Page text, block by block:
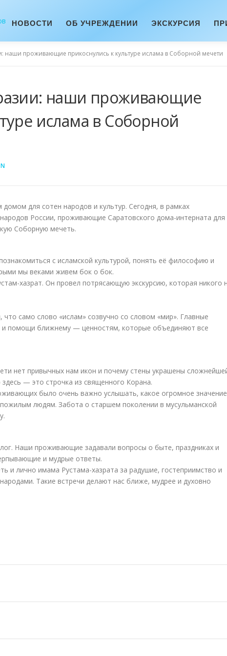
НОВОСТИ ОБ УЧРЕЖДЕНИИ ЭКСКУРСИЯ
наши проживающие прикоснулись к культуре ислама в Соборной мечети
наши проживающие
ислама в Соборной
для сотен народов и культур. Сегодня, в рамках
России, проживающие Саратовского дома-интерната для
Соборную мечеть.
с исламской культурой, понять её философию и
мы веками живем бок о бок.
хазрат. Он провел потрясающую экскурсию, которая никого
само слово «ислам» созвучно со словом «мир». Главные
и помощи ближнему — ценностям, которые объединяют все
нет привычных нам икон и почему стены украшены
— это строчка из священного Корана.
было очень важно услышать, какое огромное значение
людям. Забота о старшем поколении в мусульманской
Наши проживающие задавали вопросы о быте, праздниках и
и мудрые ответы.
и лично имама Рустама-хазрата за радушие, гостеприимство и
Такие встречи делают нас ближе, мудрее и духовно